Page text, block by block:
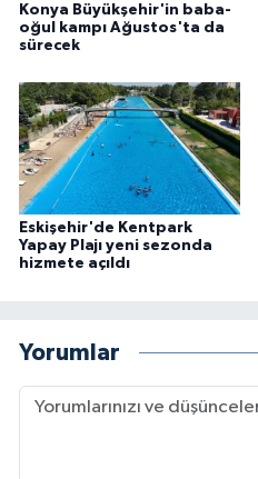
Konya Büyükşehir'in baba-
oğul kampı Ağustos'ta da
sürecek
Eskişehir'de Kentpark
Yapay Plajı yeni sezonda
hizmete açıldı
Yorumlar